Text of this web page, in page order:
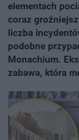
elementach
coraz
liczba
podobne
Monachium.
zabawa, która